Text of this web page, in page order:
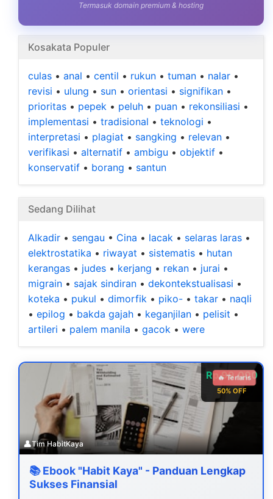
Termasuk domain premium & hosting
Kosakata Populer
culas • anal • centil • rukun • tuman • nalar •
revisi • ulung • sun • orientasi • signifikan •
prioritas • pepek • peluh • puan • rekonsiliasi •
implementasi • tradisional • teknologi •
interpretasi • plagiat • sangking • relevan •
verifikasi • alternatif • ambigu • objektif •
konservatif • borang • santun
Sedang Dilihat
Alkadir • sengau • Cina • lacak • selaras laras •
elektrostatika • riwayat • sistematis • hutan
kerangas • judes • kerjang • rekan • jurai •
migrain • sajak sindiran • dekontekstualisasi •
koteka • pukul • dimorfik • piko- • takar • naqli
• epilog • bakda gajah • keganjilan • pelisit •
artileri • palem manila • gacok • were
Rp 99.000
50% OFF
🔥 Terlaris
👤Tim HabitKaya
📚 Ebook "Habit Kaya" - Panduan Lengkap
Sukses Finansial